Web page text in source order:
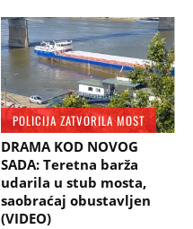
POLICIJA ZATVORILA MOST
DRAMA KOD NOVOG
SADA: Teretna barža
udarila u stub mosta,
saobraćaj obustavljen
(VIDEO)